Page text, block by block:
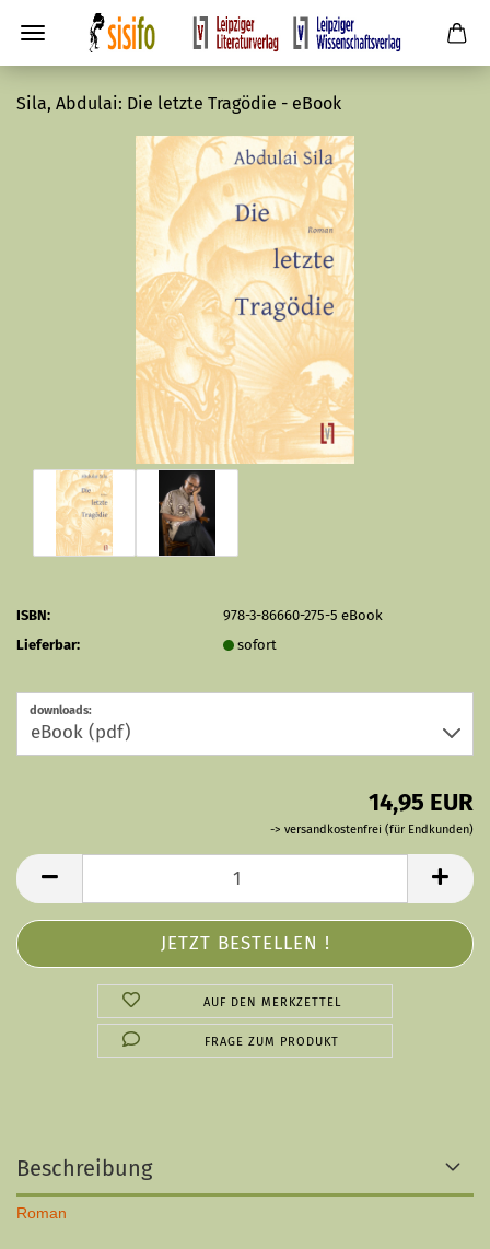
Sila, Abdulai: Die letzte Tragödie - eBook
ISBN:
978-3-86660-275-5 eBook
Lieferbar:
sofort
downloads:
14,95 EUR
-> versandkostenfrei (für Endkunden)
AUF DEN MERKZETTEL
FRAGE ZUM PRODUKT
Beschreibung
Roman